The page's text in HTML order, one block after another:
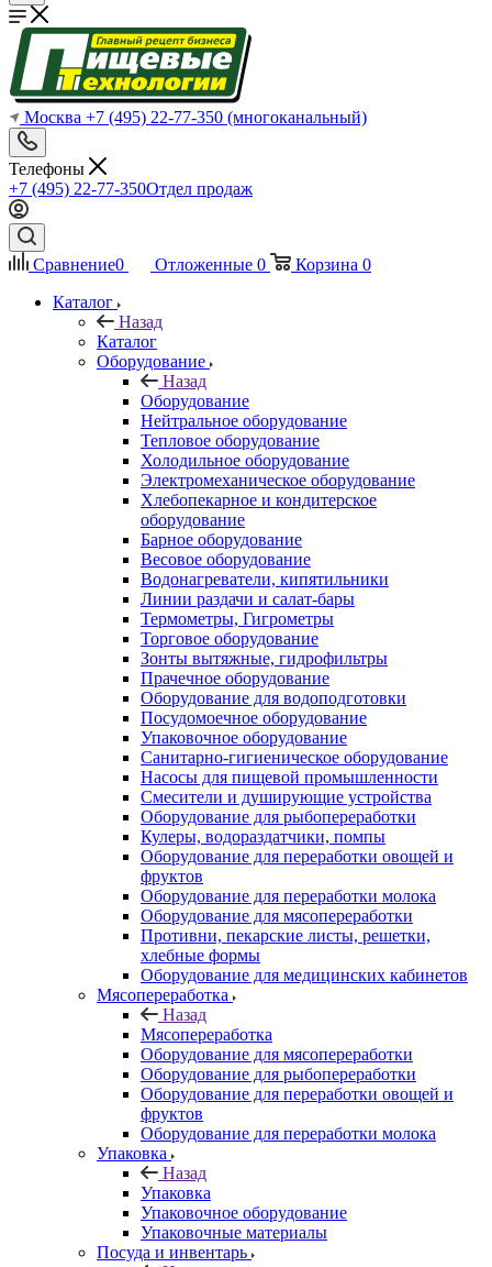
Москва +7 (495) 22-77-350 (многоканальный)
Телефоны
+7 (495) 22-77-350Отдел продаж
Сравнение0 Отложенные 0 Корзина 0
Каталог
Назад
Каталог
Оборудование
Назад
Оборудование
Нейтральное оборудование
Тепловое оборудование
Холодильное оборудование
Электромеханическое оборудование
Хлебопекарное и кондитерское
оборудование
Барное оборудование
Весовое оборудование
Водонагреватели, кипятильники
Линии раздачи и салат-бары
Термометры, Гигрометры
Торговое оборудование
Зонты вытяжные, гидрофильтры
Прачечное оборудование
Оборудование для водоподготовки
Посудомоечное оборудование
Упаковочное оборудование
Санитарно-гигиеническое оборудование
Насосы для пищевой промышленности
Смесители и душирующие устройства
Оборудование для рыбопереработки
Кулеры, водораздатчики, помпы
Оборудование для переработки овощей и
фруктов
Оборудование для переработки молока
Оборудование для мясопереработки
Противни, пекарские листы, решетки,
хлебные формы
Оборудование для медицинских кабинетов
Мясопереработка
Назад
Мясопереработка
Оборудование для мясопереработки
Оборудование для рыбопереработки
Оборудование для переработки овощей и
фруктов
Оборудование для переработки молока
Упаковка
Назад
Упаковка
Упаковочное оборудование
Упаковочные материалы
Посуда и инвентарь